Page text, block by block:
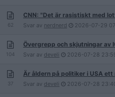
62
CNN: "Det är rasistiskt med
Svar av nerdnerd 2026-07-29
104
Övergrepp och skjutningar av
Svar av develi 2026-07-28
37
Är åldern på politiker i USA ett
Svar av develi 2026-07-28